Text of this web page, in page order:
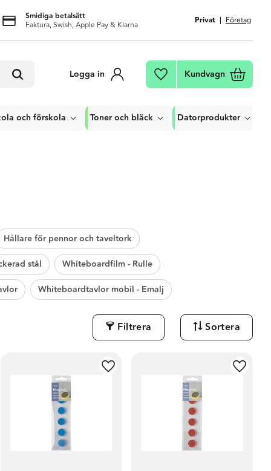
Smidiga betalsätt
Faktura, Swish, Apple Pay & Klarna Privat Företag
Logga in Favoriter
Kundvagn
och förskola Toner och bläck Datorprodukter
Hållare för pennor och taveltork
stål
Whiteboardfilm - Rulle
Whiteboardtavlor mobil - Emalj
Filtrera Sortera
i favoriter Lägg till i favoriter Lägg